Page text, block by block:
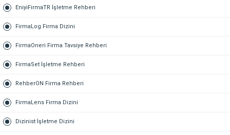
EniyiFirmaTR İşletme Rehberi
FirmaLog Firma Dizini
FirmaOneri Firma Tavsiye Rehberi
FirmaSet İşletme Rehberi
RehberON Firma Rehberi
FirmaLens Firma Dizini
Dizinist İşletme Dizini